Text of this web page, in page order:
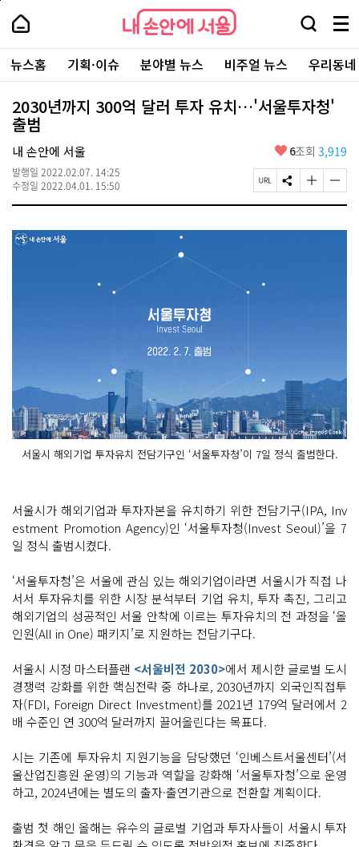
본
로
가
내
손
안
에
서
울
-
서
울
시
대
표
소
통
포
내
손
에
울
검
창
열
기
메
뉴
전
체
보
주
요
서
뉴스홈 기획·이슈 분야별 뉴스 비주얼 뉴스 우리동
2030년까지 300억 달러 투자 유치…'서울투자청'
출범
내 손안에 서울
발행일 2022.02.07. 14:25
수정일 2022.04.01. 15:50
좋
요
6조회 3,919
페
이
U
사
S
N
공
글
자
기
글
자
기
서울시 해외기업 투자유치 전담기구인 ‘서울투자청’이 7일 정식 출범한다.
서울시가 해외기업과 투자자본을 유치하기 위한 전담기구(IPA, Inv
estment Promotion Agency)인 ‘서울투자청(Invest Seoul)’을 7
일 정식 출범시켰다.
‘서울투자청’은 서울에 관심 있는 해외기업이라면 서울시가 직접 나
서서 투자유치를 위한 시장 분석부터 기업 유치, 투자 촉진, 그리고
해외기업의 성공적인 서울 안착에 이르는 투자유치의 전 과정을 ‘올
인원(All in One) 패키지’로 지원하는 전담기구다.
서울시 시정 마스터플랜 <서울비전 2030>에서 제시한 글로벌 도시
경쟁력 강화를 위한 핵심전략 중 하나로, 2030년까지 외국인직접투
자(FDI, Foreign Direct Investment)를 2021년 179억 달러에서 2
배 수준인 연 300억 달러까지 끌어올린다는 목표다.
시는 기존에 투자유치 지원기능을 담당했던 ‘인베스트서울센터’(서
울산업진흥원 운영)의 기능과 역할을 강화해 ‘서울투자청’으로 운영
하고, 2024년에는 별도의 출자·출연기관으로 전환할 계획이다.
출범 첫 해인 올해는 유수의 글로벌 기업과 투자사들이 서울시 투자
페
상
단
로